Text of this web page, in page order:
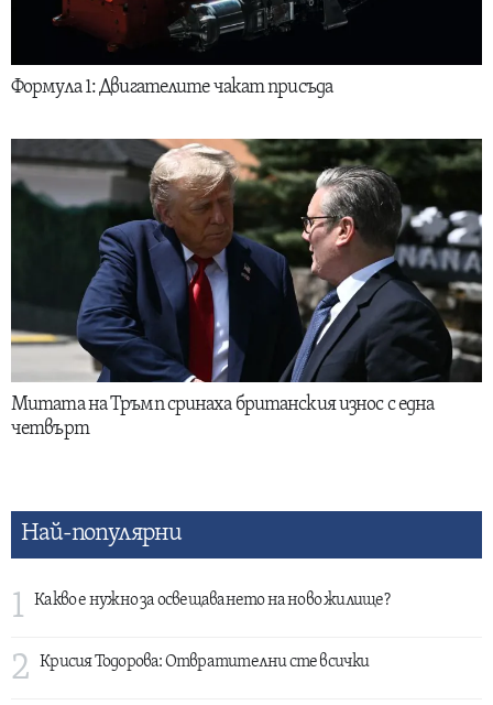
Формула 1: Двигателите чакат присъда
Митата на Тръмп сринаха британския износ с една
четвърт
Най-популярни
1 Какво е нужно за освещаването на ново жилище?
2 Крисия Тодорова: Отвратителни сте всички